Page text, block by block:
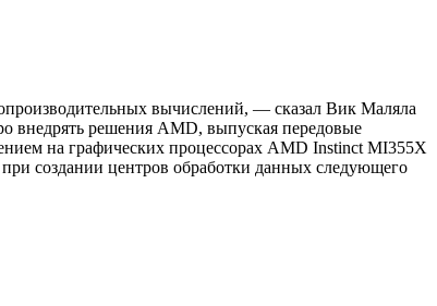
вычислений, — сказал Вик Маляла
внедрять решения AMD, выпуская передовые
на графических процессорах AMD Instinct MI355X
создании центров обработки данных следующего